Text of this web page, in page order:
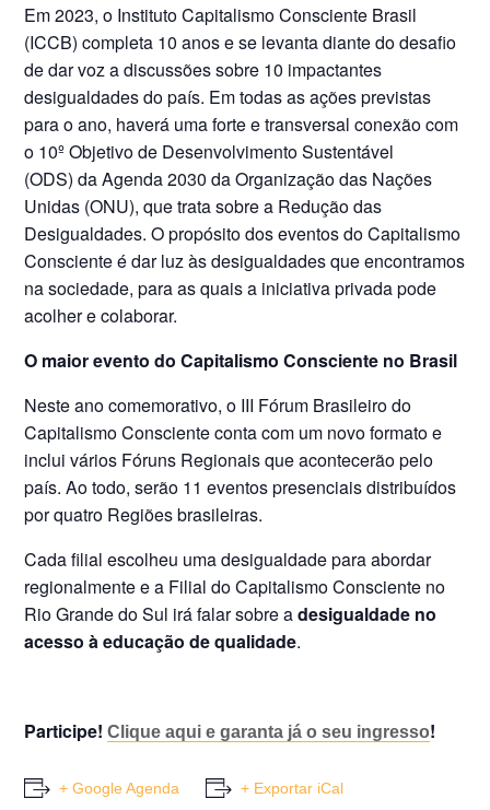
Em 2023, o Instituto Capitalismo Consciente Brasil
(ICCB) completa 10 anos e se levanta diante do desafio
de dar voz a discussões sobre 10 impactantes
desigualdades do país. Em todas as ações previstas
para o ano, haverá uma forte e transversal conexão com
o 10º Objetivo de Desenvolvimento Sustentável
(ODS) da Agenda 2030 da Organização das Nações
Unidas (ONU), que trata sobre a Redução das
Desigualdades. O propósito dos eventos do Capitalismo
Consciente é dar luz às desigualdades que encontramos
na sociedade, para as quais a iniciativa privada pode
acolher e colaborar.
O maior evento do Capitalismo Consciente no Brasil
Neste ano comemorativo, o III Fórum Brasileiro do
Capitalismo Consciente conta com um novo formato e
inclui vários Fóruns Regionais que acontecerão pelo
país. Ao todo, serão 11 eventos presenciais distribuídos
por quatro Regiões brasileiras.
Cada filial escolheu uma desigualdade para abordar
regionalmente e a Filial do Capitalismo Consciente no
Rio Grande do Sul irá falar sobre adesigualdade no
acesso à educação de qualidade.
Participe!Clique aqui e garanta já o seu ingresso!
+ Google Agenda + Exportar iCal